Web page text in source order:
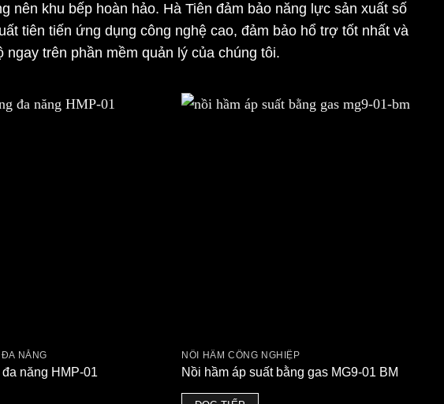
nên khu bếp hoàn hảo. Hà Tiên đảm bảo năng lực sản xuất số
tiên tiến ứng dụng công nghệ cao, đảm bảo hổ trợ tốt nhất và
trên phần mềm quản lý của chúng tôi.
NĂNG
năng HMP-01
NỒI HẦM CÔNG NGHIỆP
Nồi hầm áp suất bằng gas MG9-01 BM